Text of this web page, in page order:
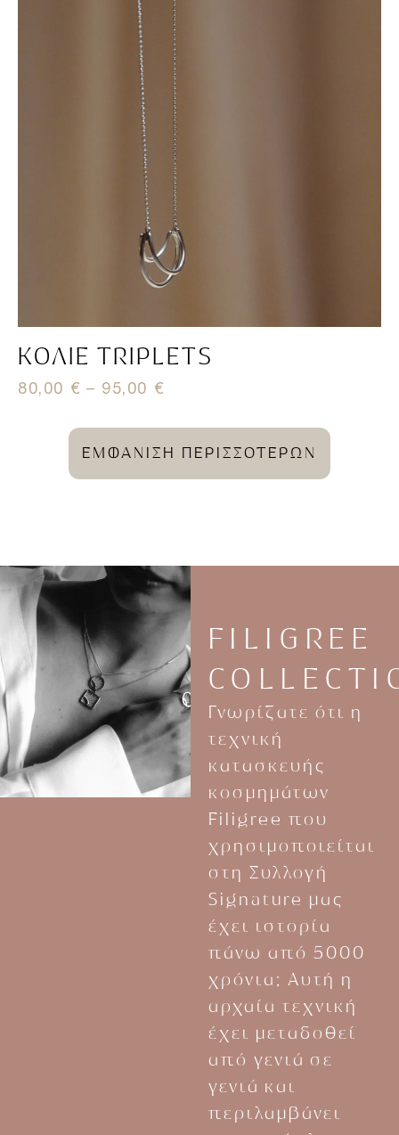
ΚΟΛΙΈ TRIPLETS
80,00 € – 95,00 €
ΕΜΦΑΝΙΣΗ ΠΕΡΙΣΣΟΤΕΡΩΝ
FILIGREE
Γνωρίζατε ότι η
τεχνική
κατασκευής
κοσμημάτων
Filigree που
χρησιμοποιείται
στη Συλλογή
Signature μας
έχει ιστορία
πάνω από 5000
χρόνια; Αυτή η
αρχαία τεχνική
έχει μεταδοθεί
από γενιά σε
γενιά και
περιλαμβάνει